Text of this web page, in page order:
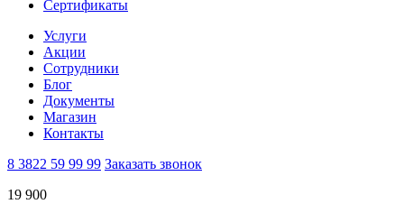
Сертификаты
Услуги
Акции
Сотрудники
Блог
Документы
Магазин
Контакты
8 3822 59 99 99 Заказать звонок
19 900